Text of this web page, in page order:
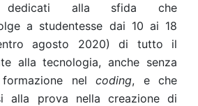
dedicati alla sfida che
a studentesse dai 10 ai 18
agosto 2020) di tutto il
alla tecnologia, anche senza
nel
coding, e che
alla prova nella creazione di